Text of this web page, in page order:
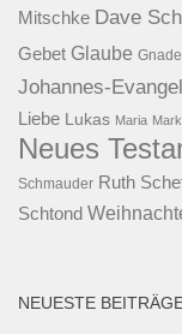
Mitschke Dave
Gebet Glaube Gnade
Johannes-
Liebe Lukas Maria
Neues
Schmauder Ruth
Schtond
NEUESTE